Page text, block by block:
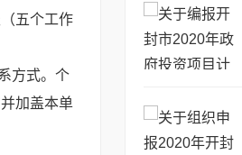
五个工作
方式。个
加盖本单